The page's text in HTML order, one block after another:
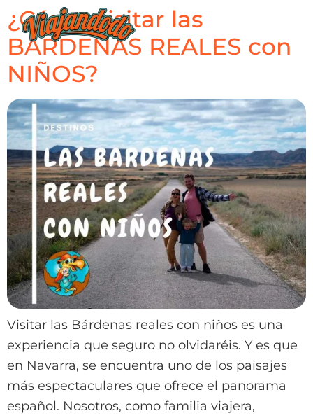
¿Cómo visitar las
BARDENAS REALES con
NIÑOS?
Visitar las Bárdenas reales con niños es una
experiencia que seguro no olvidaréis. Y es que
en Navarra, se encuentra uno de los paisajes
más espectaculares que ofrece el panorama
español. Nosotros, como familia viajera,